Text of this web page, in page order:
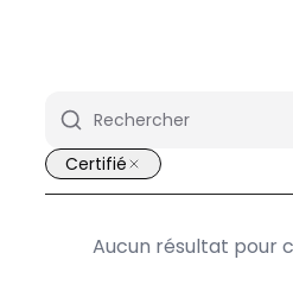
Certifié
Aucun résultat pour